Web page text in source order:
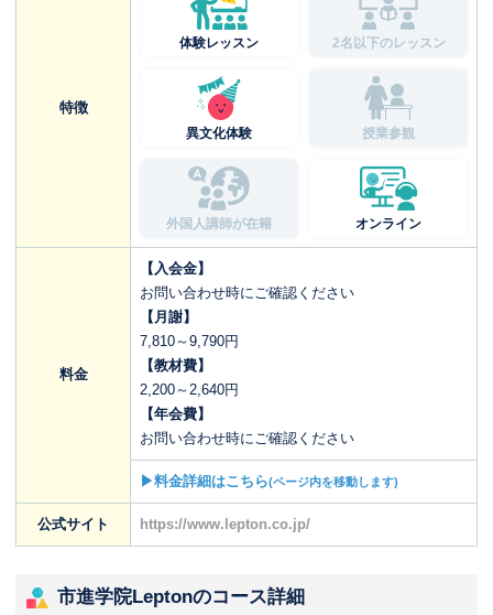
特徴
体験レッスン 2名以下のレッスン
異文化体験 授業参観
外国人講師が在籍 オンライン
料金
【入会金】
お問い合わせ時にご確認ください
【月謝】
7,810～9,790円
【教材費】
2,200～2,640円
【年会費】
お問い合わせ時にご確認ください
▶料金詳細はこちら(ページ内を移動します)
公式サイト https://www.lepton.co.jp/
市進学院Leptonのコース詳細